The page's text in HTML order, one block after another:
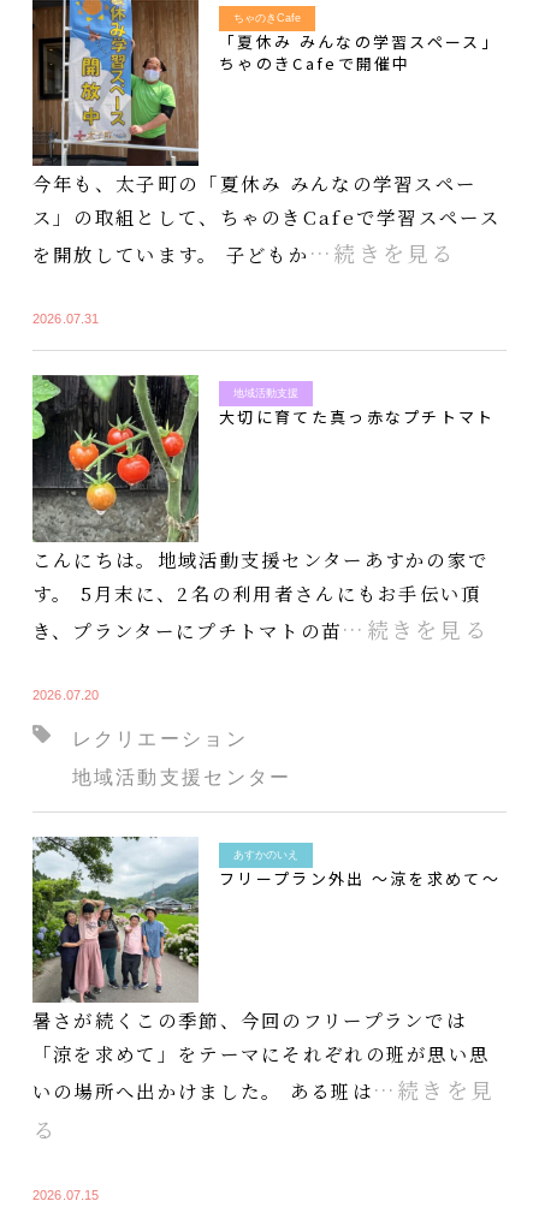
ちゃのきCafe
「夏休み みんなの学習スペース」
ちゃのきCafeで開催中
今年も、太子町の「夏休み みんなの学習スペー
ス」の取組として、ちゃのきCafeで学習スペース
を開放しています。 子どもか …続きを見る
2026.07.31
地域活動支援
大切に育てた真っ赤なプチトマト
こんにちは。地域活動支援センターあすかの家で
す。 5月末に、2名の利用者さんにもお手伝い頂
き、プランターにプチトマトの苗…続きを見る
2026.07.20
レクリエーション
地域活動支援センター
あすかのいえ
フリープラン外出 ～涼を求めて～
暑さが続くこの季節、今回のフリープランでは
「涼を求めて」をテーマにそれぞれの班が思い思
いの場所へ出かけました。 ある班は…続きを見
る
2026.07.15